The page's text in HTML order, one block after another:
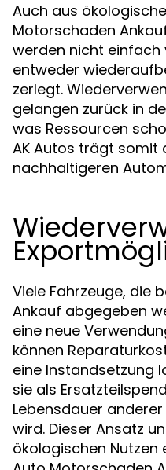
Auch aus
Motorschaden
werden nicht
entweder
zerlegt.
gelangen zurück in
was Ressourcen
AK Autos trägt somit
nachhaltigeren
Viele Fahrzeuge, die
Ankauf abgegeben
eine neue
können
eine Instandsetzung
sie als
Lebensdauer
wird. Dieser Ansatz
ökologischen Nutzen